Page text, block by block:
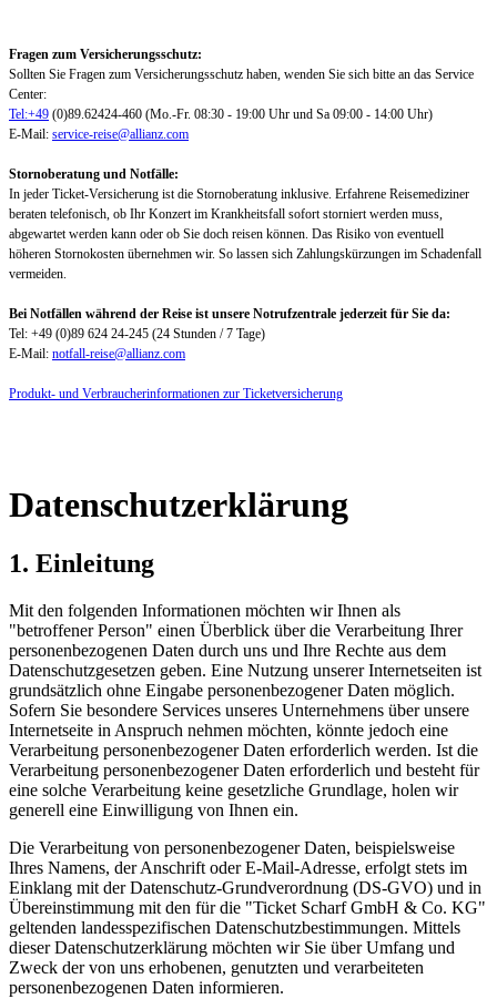
Fragen zum Versicherungsschutz:
Sollten Sie Fragen zum Versicherungsschutz haben, wenden Sie sich bitte an das Service
Center:
Tel:+49 (0)89.62424-460 (Mo.-Fr. 08:30 - 19:00 Uhr und Sa 09:00 - 14:00 Uhr)
E-Mail: service-reise@allianz.com
Stornoberatung und Notfälle:
In jeder Ticket-Versicherung ist die Stornoberatung inklusive. Erfahrene Reisemediziner
beraten telefonisch, ob Ihr Konzert im Krankheitsfall sofort storniert werden muss,
abgewartet werden kann oder ob Sie doch reisen können. Das Risiko von eventuell
höheren Stornokosten übernehmen wir. So lassen sich Zahlungskürzungen im Schadenfall
vermeiden.
Bei Notfällen während der Reise ist unsere Notrufzentrale jederzeit für Sie da:
Tel: +49 (0)89 624 24-245 (24 Stunden / 7 Tage)
E-Mail: notfall-reise@allianz.com
Produkt- und Verbraucherinformationen zur Ticketversicherung
Datenschutzerklärung
1. Einleitung
Mit den folgenden Informationen möchten wir Ihnen als
"betroffener Person" einen Überblick über die Verarbeitung Ihrer
personenbezogenen Daten durch uns und Ihre Rechte aus dem
Datenschutzgesetzen geben. Eine Nutzung unserer Internetseiten ist
grundsätzlich ohne Eingabe personenbezogener Daten möglich.
Sofern Sie besondere Services unseres Unternehmens über unsere
Internetseite in Anspruch nehmen möchten, könnte jedoch eine
Verarbeitung personenbezogener Daten erforderlich werden. Ist die
Verarbeitung personenbezogener Daten erforderlich und besteht für
eine solche Verarbeitung keine gesetzliche Grundlage, holen wir
generell eine Einwilligung von Ihnen ein.
Die Verarbeitung von personenbezogener Daten, beispielsweise
Ihres Namens, der Anschrift oder E-Mail-Adresse, erfolgt stets im
Einklang mit der Datenschutz-Grundverordnung (DS-GVO) und in
Übereinstimmung mit den für die "Ticket Scharf GmbH & Co. KG"
geltenden landesspezifischen Datenschutzbestimmungen. Mittels
dieser Datenschutzerklärung möchten wir Sie über Umfang und
Zweck der von uns erhobenen, genutzten und verarbeiteten
personenbezogenen Daten informieren.